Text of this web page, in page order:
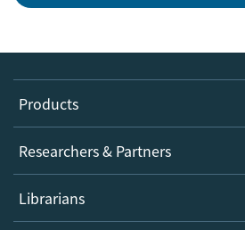
Products
Journals
Books
Platforms
Researchers & Partners
Authors
Editors
Librarians